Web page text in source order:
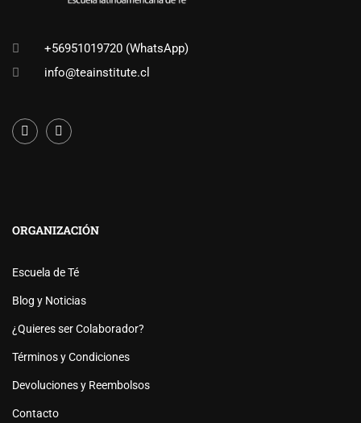
+56951019720 (WhatsApp)
info@teainstitute.cl
ORGANIZACIÓN
Escuela de Té
Blog y Noticias
¿Quieres ser Colaborador?
Términos y Condiciones
Devoluciones y Reembolsos
Contacto